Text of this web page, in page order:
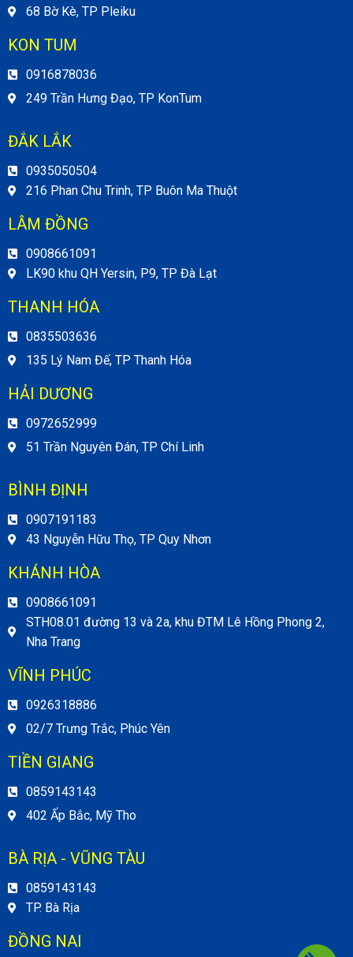
68 Bờ Kè, TP Pleiku
KON TUM
0916878036
249 Trần Hưng Đạo, TP KonTum
ĐẮK LẮK
0935050504
216 Phan Chu Trinh, TP Buôn Ma Thuột
LÂM ĐỒNG
0908661091
LK90 khu QH Yersin, P9, TP Đà Lạt
THANH HÓA
0835503636
135 Lý Nam Đế, TP Thanh Hóa
HẢI DƯƠNG
0972652999
51 Trần Nguyên Đán, TP Chí Linh
BÌNH ĐỊNH
0907191183
43 Nguyễn Hữu Thọ, TP Quy Nhơn
KHÁNH HÒA
0908661091
STH08.01 đường 13 và 2a, khu ĐTM Lê Hồng Phong 2,
Nha Trang
VĨNH PHÚC
0926318886
02/7 Trưng Trắc, Phúc Yên
TIỀN GIANG
0859143143
402 Ấp Bắc, Mỹ Tho
BÀ RỊA - VŨNG TÀU
0859143143
TP. Bà Rịa
ĐỒNG NAI